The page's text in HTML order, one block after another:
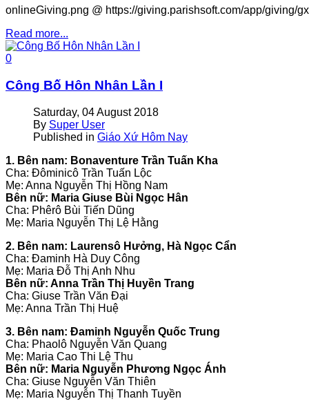
onlineGiving.png @ https://giving.parishsoft.com/app/giving/
Read more...
0
Công Bố Hôn Nhân Lần I
Saturday, 04 August 2018
By Super User
Published in Giáo Xứ Hôm Nay
1. Bên nam: Bonaventure Trần Tuấn Kha
Cha: Ðôminicô Trần Tuấn Lộc
Mẹ: Anna Nguyễn Thị Hồng Nam
Bên nữ: Maria Giuse Bùi Ngọc Hân
Cha: Phêrô Bùi Tiến Dũng
Mẹ: Maria Nguyễn Thị Lệ Hằng
2. Bên nam: Laurensô Hưởng, Hà Ngọc Cẩn
Cha: Ðaminh Hà Duy Công
Mẹ: Maria Ðỗ Thị Anh Nhu
Bên nữ: Anna Trần Thị Huyền Trang
Cha: Giuse Trần Văn Ðại
Mẹ: Anna Trần Thị Huệ
3. Bên nam: Ðaminh Nguyễn Quốc Trung
Cha: Phaolô Nguyễn Văn Quang
Mẹ: Maria Cao Thi Lệ Thu
Bên nữ: Maria Nguyễn Phương Ngọc Ánh
Cha: Giuse Nguyễn Văn Thiên
Mẹ: Maria Nguyễn Thị Thanh Tuyền